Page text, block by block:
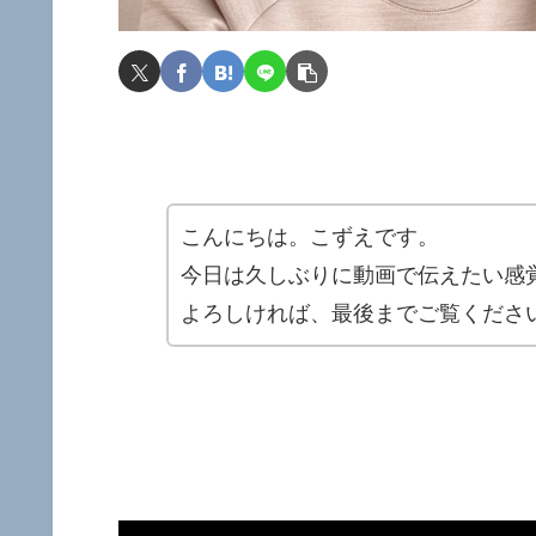
こんにちは。こずえです。
今日は久しぶりに動画で伝えたい
よろしければ、最後までご覧くださ